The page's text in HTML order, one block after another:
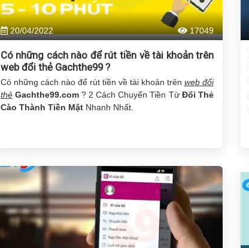
20/04/2022 17049
Có những cách nào để rút tiền về tài khoản trên
web đổi thẻ Gachthe99 ?
Có những cách nào để rút tiền về tài khoản trên web đổi
thẻ Gachthe99.com? 2 Cách Chuyển Tiền Từ Đổi Thẻ
Cào Thành Tiền MặtNhanh Nhất.